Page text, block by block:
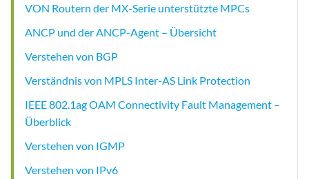
VON Routern der MX-Serie unterstützte MPCs
ANCP und der ANCP-Agent – Übersicht
Verstehen von BGP
Verständnis von MPLS Inter-AS Link Protection
IEEE 802.1ag OAM Connectivity Fault Management –
Überblick
Verstehen von IGMP
Verstehen von IPv6